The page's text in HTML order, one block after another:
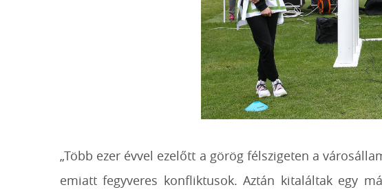
„Több ezer évvel ezelőtt a görög félszigeten a
emiatt fegyveres konfliktusok. Aztán kitaláltak egy